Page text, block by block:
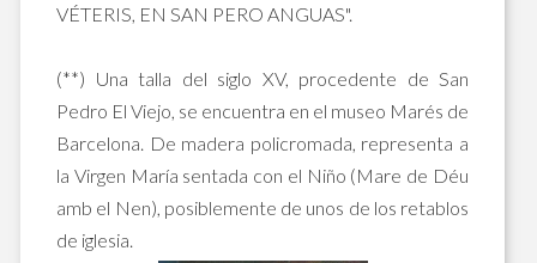
VÉTERIS, EN SAN PERO ANGUAS".
(**) Una talla del siglo XV, procedente de San
Pedro El Viejo, se encuentra en el museo Marés de
Barcelona. De madera policromada, representa a
la Virgen María sentada con el Niño (Mare de Déu
amb el Nen), posiblemente de unos de los retablos
de iglesia.